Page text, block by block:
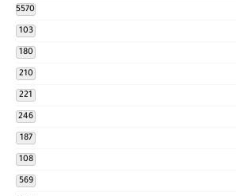
5570
103
180
210
221
246
187
108
569